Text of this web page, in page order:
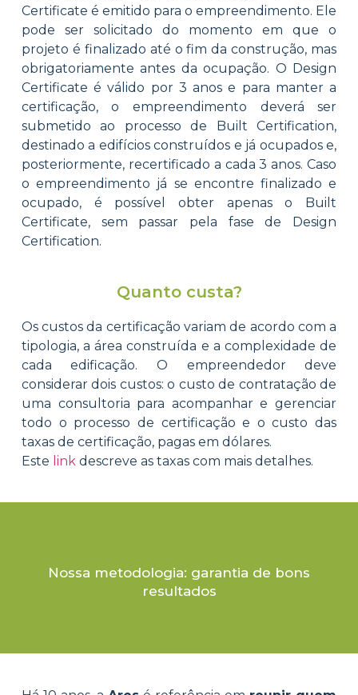
Certificate é emitido para o empreendimento. Ele
pode ser solicitado do momento em que o
projeto é finalizado até o fim da construção, mas
obrigatoriamente antes da ocupação. O Design
Certificate é válido por 3 anos e para manter a
certificação, o empreendimento deverá ser
submetido ao processo de Built Certification,
destinado a edifícios construídos e já ocupados e,
posteriormente, recertificado a cada 3 anos. Caso
o empreendimento já se encontre finalizado e
ocupado, é possível obter apenas o Built
Certificate, sem passar pela fase de Design
Certification.
Quanto custa?
Os custos da certificação variam de acordo com a
tipologia, a área construída e a complexidade de
cada edificação. O empreendedor deve
considerar dois custos: o custo de contratação de
uma consultoria para acompanhar e gerenciar
todo o processo de certificação e o custo das
taxas de certificação, pagas em dólares.
Este link descreve as taxas com mais detalhes.
Nossa metodologia: garantia de bons
resultados